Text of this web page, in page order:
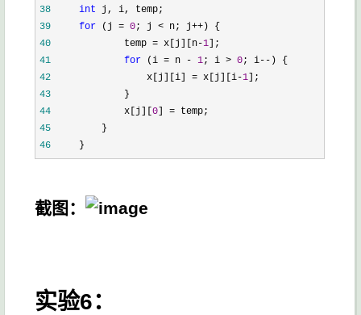
38
int
39
for (j = 0; j < n; j++
40
             temp = x[j][n-
1
41
for (i = n - 1; i > 0; i--
42
                 x[j][i] = x[j][i-
1
43
44
             x[j][
0 ] =
45
46
     }
截图：
实验6：